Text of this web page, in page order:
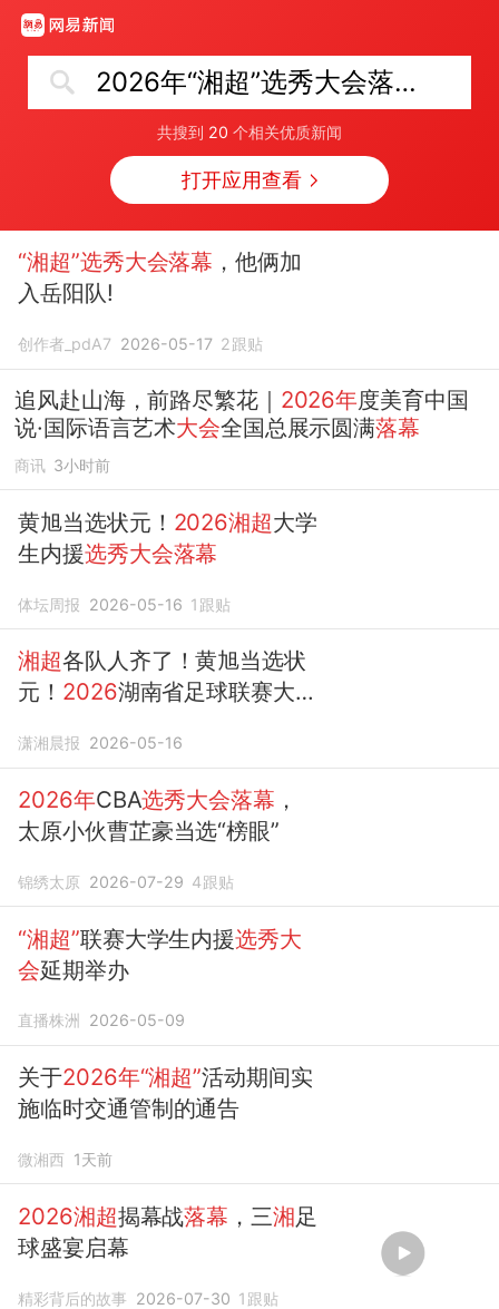
2026年“湘超”选秀大会落幕
共搜到 20 个相关优质新闻
打开应用查看
“湘超”选秀大会落幕 ，他俩加
入岳阳队!
创作者_pdA7 2026-05-17 2跟贴
追风赴山海，前路尽繁花｜ 2026年度美育中国
说·国际语言艺术大会全国总展示圆满落幕
商讯 3小时前
黄旭当选状元！ 2026湘超大学
生内援选秀大会落幕
体坛周报 2026-05-16 1 跟贴
湘超各队人齐了！黄旭当选状
元！ 2026湖南省足球联赛大学
潇湘晨报 2026-05-16
2026年CBA选秀大会落幕 ，
太原小伙曹芷豪当选“榜眼”
锦绣太原 2026-07-29 4跟贴
“湘超”联赛大学生内援选秀大
会延期举办
直播株洲 2026-05-09
关于2026年“湘超”活动期间实
施临时交通管制的通告
微湘西 1天前
2026湘超揭幕战落幕 ，三湘足
球盛宴启幕
精彩背后的故事 2026-07-30 1 跟贴